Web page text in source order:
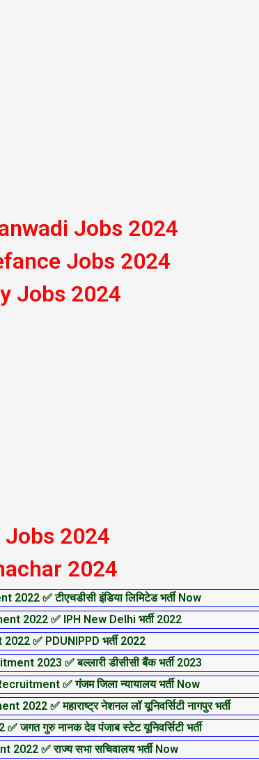
Jobs 2024
Jobs 2024
Jobs 2024
Jobs 2024
2024
✅ टीएचडीसी इंडिया लिमिटेड भर्ती Now
2022 ✅ IPH New Delhi भर्ती 2022
✅ PDUNIPPD भर्ती 2022
2023 ✅ बल्लारी डीसीसी बैंक भर्ती 2023
✅ गंजम जिला न्यायालय भर्ती Now
✅ महाराष्ट्र नेशनल लॉ यूनिवर्सिटी नागपुर भर्ती
जगत गुरु नानक देव पंजाब स्टेट यूनिवर्सिटी भर्ती
✅ राज्य सभा सचिवालय भर्ती Now
P
a
g
e
P
a
g
e
a
g
e